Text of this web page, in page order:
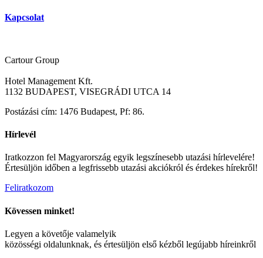
Kapcsolat
Cartour Group
Hotel Management Kft.
1132 BUDAPEST, VISEGRÁDI UTCA 14
Postázási cím: 1476 Budapest, Pf: 86.
Hírlevél
Iratkozzon fel Magyarország egyik legszínesebb utazási hírlevelére!
Értesüljön időben a legfrissebb utazási akciókról és érdekes hírekről!
Feliratkozom
Kövessen minket!
Legyen a követője valamelyik
közösségi oldalunknak, és értesüljön első kézből legújabb híreinkről